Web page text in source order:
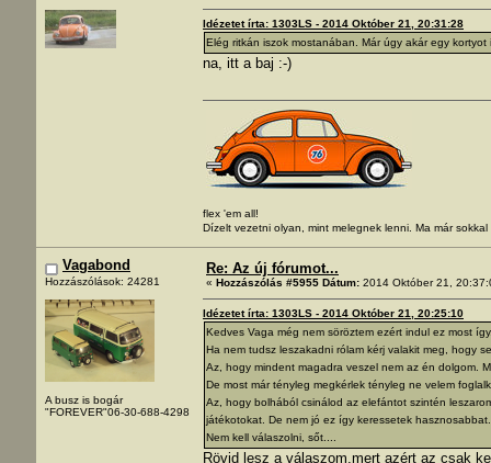
Idézetet írta: 1303LS - 2014 Október 21, 20:31:28
Elég ritkán iszok mostanában. Már úgy akár egy kortyot
na, itt a baj :-)
flex 'em all!
Dízelt vezetni olyan, mint melegnek lenni. Ma már
Vagabond
Hozzászólások: 24281
A busz is bogár
"FOREVER"06-30-688-4298
Re: Az új fórumot...
« Hozzászólás #5955 Dátum: 2014 Október 21,
Idézetet írta: 1303LS - 2014 Október 21, 20:25:10
Kedves Vaga még nem söröztem ezért indul ez most
Ha nem tudsz leszakadni rólam kérj valakit meg, hogy
Az, hogy mindent magadra veszel nem az én dolgom.
De most már tényleg megkérlek tényleg ne velem
Az, hogy bolhából csinálod az elefántot szintén
játékotokat. De nem jó ez így keressetek hasznosabbat.
Nem kell válaszolni, sőt....
Rövid lesz a válaszom,mert azért az csak